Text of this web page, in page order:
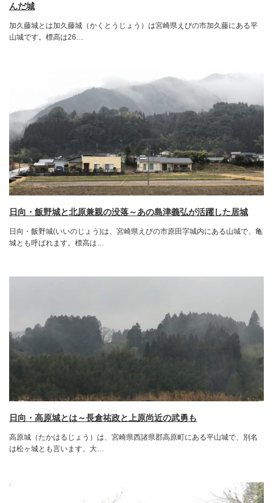
んだ城
加久藤城とは加久藤城（かくとうじょう）は宮崎県えびの市加久藤にある平
山城です。標高は26…
日向・飯野城と北原兼親の没落～あの島津義弘が活躍した居城
日向・飯野城(いいのじょう)は、宮崎県えびの市原田字城内にある山城で、亀
城とも呼ばれます。標高は…
日向・高原城とは～長倉祐政と上原尚近の武勇も
高原城（たかはるじょう）は、宮崎県西諸県郡高原町にある平山城で、別名
は松ヶ城とも言います。大…